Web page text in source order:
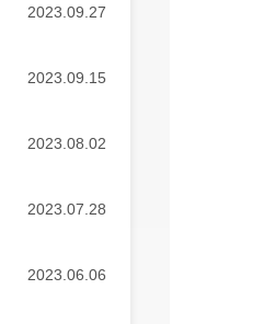
2023.09.27
2023.09.15
2023.08.02
2023.07.28
2023.06.06